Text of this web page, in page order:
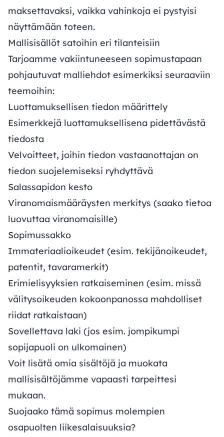
maksettavaksi, vaikka vahinkoja ei pystyisi
näyttämään toteen.
Mallisisällöt satoihin eri tilanteisiin
Tarjoamme vakiintuneeseen sopimustapaan
pohjautuvat malliehdot esimerkiksi seuraaviin
teemoihin:
Luottamuksellisen tiedon määrittely
Esimerkkejä luottamuksellisena pidettävästä
tiedosta
Velvoitteet, joihin tiedon vastaanottajan on
tiedon suojelemiseksi ryhdyttävä
Salassapidon kesto
Viranomaismääräysten merkitys (saako tietoa
luovuttaa viranomaisille)
Sopimussakko
Immateriaalioikeudet (esim. tekijänoikeudet,
patentit, tavaramerkit)
Erimielisyyksien ratkaiseminen (esim. missä
välitysoikeuden kokoonpanossa mahdolliset
riidat ratkaistaan)
Sovellettava laki (jos esim. jompikumpi
sopijapuoli on ulkomainen)
Voit lisätä omia sisältöjä ja muokata
mallisisältöjämme vapaasti tarpeittesi
mukaan.
Suojaako tämä sopimus molempien
osapuolten liikesalaisuuksia?